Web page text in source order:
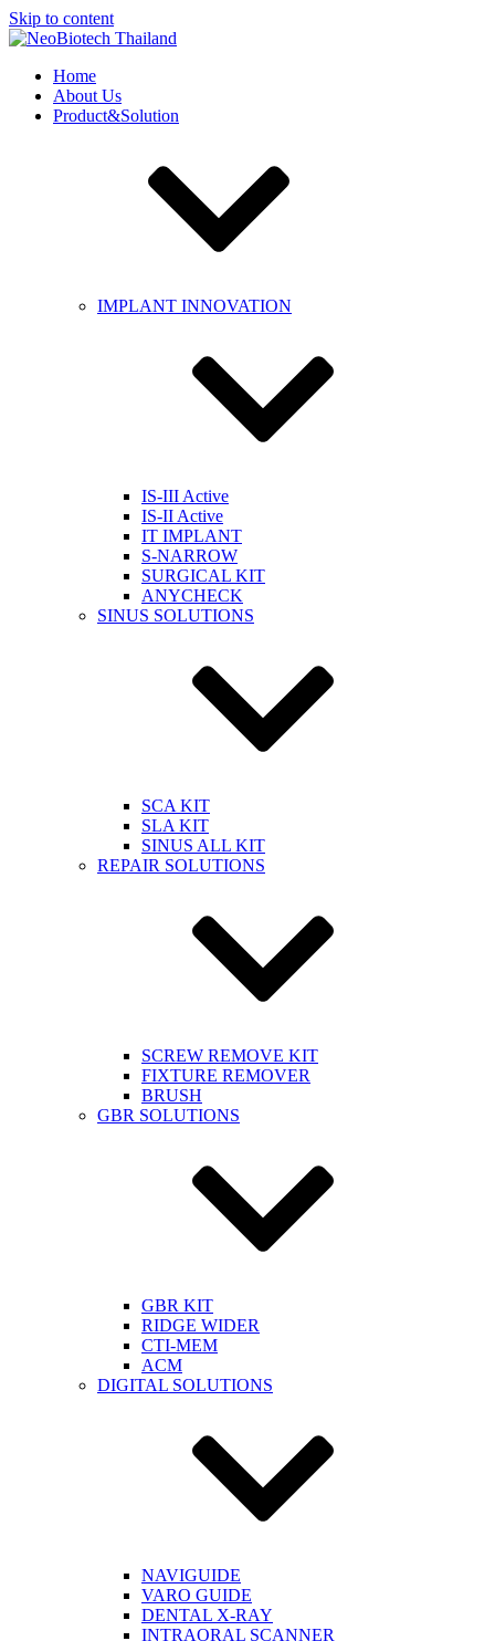
Skip to content
Home
About Us
Product&Solution
IMPLANT INNOVATION
IS-III Active
IS-II Active
IT IMPLANT
S-NARROW
SURGICAL KIT
ANYCHECK
SINUS SOLUTIONS
SCA KIT
SLA KIT
SINUS ALL KIT
REPAIR SOLUTIONS
SCREW REMOVE KIT
FIXTURE REMOVER
BRUSH​
GBR SOLUTIONS
GBR KIT
RIDGE WIDER
CTI-MEM
ACM
DIGITAL SOLUTIONS
NAVIGUIDE
VARO GUIDE
DENTAL X-RAY
INTRAORAL SCANNER